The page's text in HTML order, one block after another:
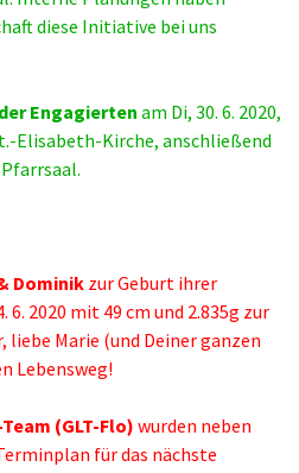
diese Initiative bei uns
Engagierten am Di, 30. 6. 2020,
Elisabeth-Kirche, anschließend
Dominik zur Geburt ihrer
6. 2020 mit 49 cm und 2.835g zur
liebe Marie (und Deiner ganzen
Lebensweg!
(GLT-Flo) wurden neben
für das nächste